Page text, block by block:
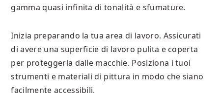
gamma quasi infinita di tonalità e sfumature.
Inizia preparando la tua area di lavoro. Assicurati
di avere una superficie di lavoro pulita e coperta
per proteggerla dalle macchie. Posiziona i tuoi
strumenti e materiali di pittura in modo che siano
facilmente accessibili.